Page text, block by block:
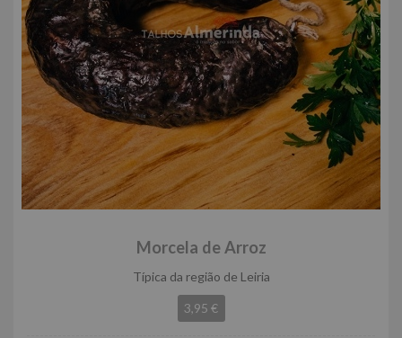
Morcela de Arroz
Típica da região de Leiria
3,95 €